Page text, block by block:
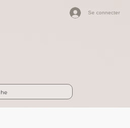
Se connecter